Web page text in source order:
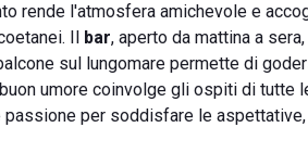
rende l'atmosfera amichevole e
Il bar, aperto da mattina a
sul lungomare permette di
umore coinvolge gli ospiti di tutte
per soddisfare le